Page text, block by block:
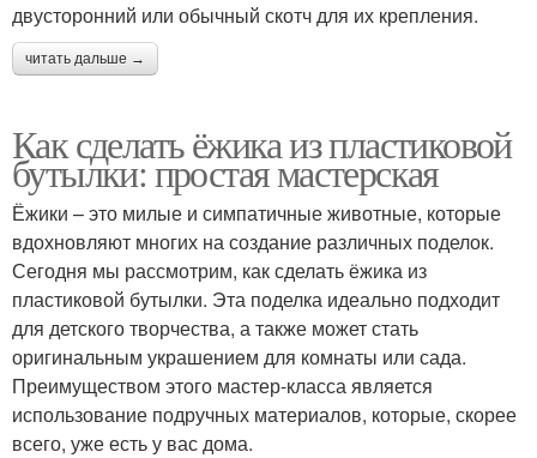
двусторонний или обычный скотч для их крепления.
читать дальше →
Как сделать ёжика из пластиковой
бутылки: простая мастерская
Ёжики – это милые и симпатичные животные, которые
вдохновляют многих на создание различных поделок.
Сегодня мы рассмотрим, как сделать ёжика из
пластиковой бутылки. Эта поделка идеально подходит
для детского творчества, а также может стать
оригинальным украшением для комнаты или сада.
Преимуществом этого мастер-класса является
использование подручных материалов, которые, скорее
всего, уже есть у вас дома.